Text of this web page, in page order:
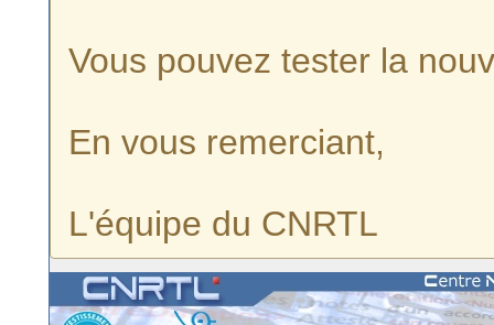
Vous pouvez tester la
En vous remerciant,
L'équipe du CNRTL